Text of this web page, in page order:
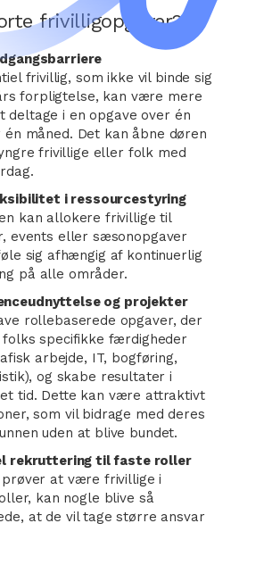
frivilligopgaver?
frivillig, som ikke vil binde sig
forpligtelse, kan være mere
deltage i en opgave over én
én måned. Det kan åbne døren
frivillige eller folk med
i ressourcestyring
kan allokere frivillige til
events eller sæsonopgaver
sig afhængig af kontinuerlig
på alle områder.
og projekter
rollebaserede opgaver, der
specifikke færdigheder
arbejde, IT, bogføring,
og skabe resultater i
tid. Dette kan være attraktivt
som vil bidrage med deres
uden at blive bundet.
rekruttering til faste roller
at være frivillige i
kan nogle blive så
at de vil tage større ansvar